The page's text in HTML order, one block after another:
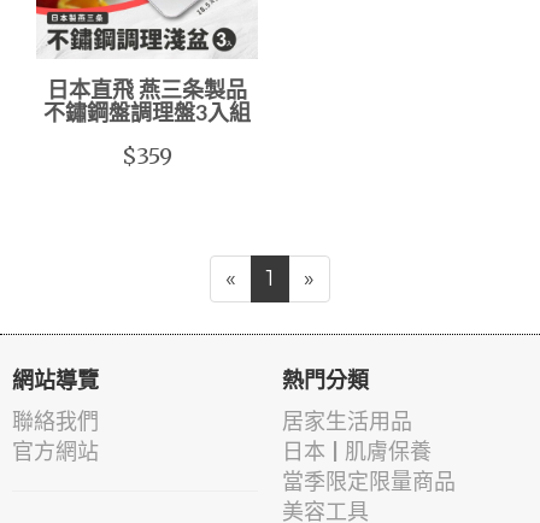
日本直飛 燕三条製品
不鏽鋼盤調理盤3入組
$359
« 1 »
網站導覽
聯絡我們
官方網站
熱門分類
居家生活用品
日本 | 肌膚保養
當季限定限量商品
美容工具